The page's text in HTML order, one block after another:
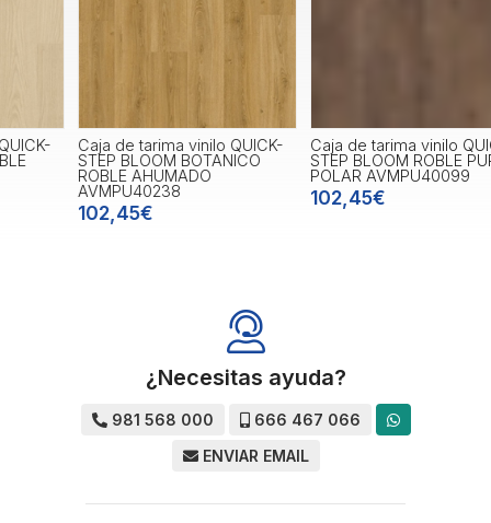
Caja de tarima vinilo QUICK-
STEP BLOOM BOTANICO
ROBLE AHUMADO
AVMPU40238
102,45€
Caja de tarima vinilo QUICK-
STEP BLOOM ROBLE PURO
POLAR AVMPU40099
102,45€
¿Necesitas ayuda?
981 568 000
666 467 066
ENVIAR EMAIL